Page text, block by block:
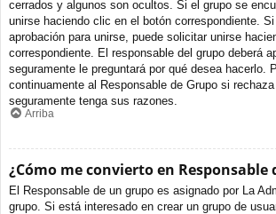
cerrados y algunos son ocultos. Si el grupo se
unirse haciendo clic en el botón correspondiente.
aprobación para unirse, puede solicitar unirse
correspondiente. El responsable del grupo deberá
seguramente le preguntará por qué desea hacerlo.
continuamente al Responsable de Grupo si
seguramente tenga sus razones.
Arriba
¿Cómo me convierto en Responsable
El Responsable de un grupo es asignado por La
grupo. Si está interesado en crear un grupo de